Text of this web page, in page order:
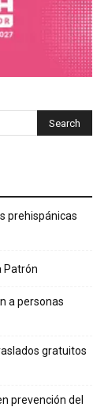
prehispánicas
Patrón
a personas
gratuitos
prevención del